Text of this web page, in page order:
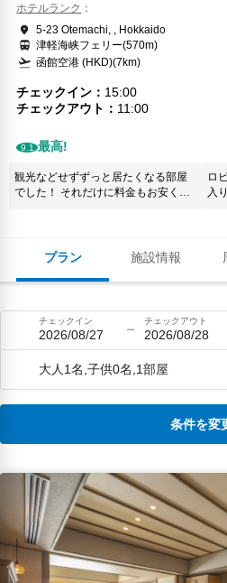
プラン 施設情報
ホテルランク
5-23 Otemachi, , Hokkaido
津軽海峡フェリー(570m)
函館空港 (HKD)(7km)
チェックイン
15:00
チェックアウト
11:00
9.1 最高!
観光などせずずっと居たくなる部屋
でした！ それだけに料金もお安くは
ロ
入
改
ス
過
思
が
た
て
え
不
テ
ひ
う
チェックイン
2026/08/27
チェックアウト
2026/08/28
大人1名,子供0名,1部屋
条件を変